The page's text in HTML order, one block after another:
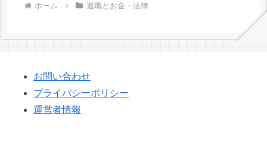
ホーム 退職とお金・法律
お問い合わせ
プライバシーポリシー
運営者情報